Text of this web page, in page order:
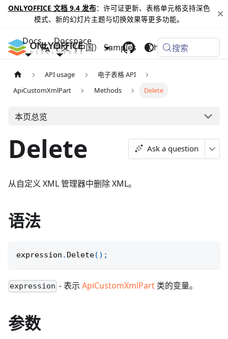
ONLYOFFICE 文档 9.4 发布：许可证更新、表格单元格支持深色
模式、新的幻灯片主题与切换效果等更多功能。
Docs Docspace
Samples Changelog
中文（中国） 搜索
API usage
电子表格 API
ApiCustomXmlPart
Methods Delete
本页总览
Delete Ask a question
从自定义 XML 管理器中删除 XML。
语法
expression . Delete( ) ;
expression - 表示ApiCustomXmlPart 类的变量。
参数